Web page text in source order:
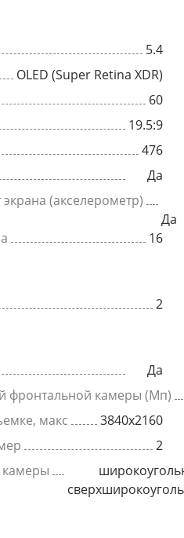
5.4
OLED (Super Retina XDR)
60
19.5:9
476
Да
(акселерометр)
Да
16
2
Да
фронтальной камеры (Мп)
макс
3840x2160
2